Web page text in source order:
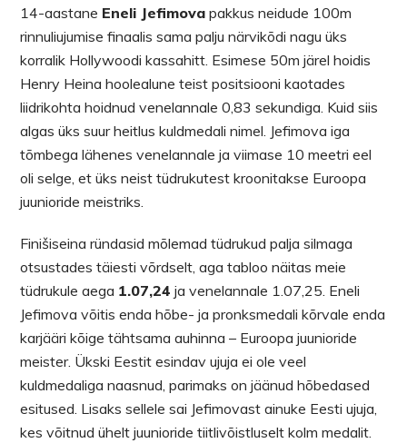
14-aastane Eneli Jefimova pakkus neidude 100m
rinnuliujumise finaalis sama palju närvikõdi nagu üks
korralik Hollywoodi kassahitt. Esimese 50m järel hoidis
Henry Heina hoolealune teist positsiooni kaotades
liidrikohta hoidnud venelannale 0,83 sekundiga. Kuid siis
algas üks suur heitlus kuldmedali nimel. Jefimova iga
tõmbega lähenes venelannale ja viimase 10 meetri eel
oli selge, et üks neist tüdrukutest kroonitakse Euroopa
juunioride meistriks.
Finišiseina ründasid mõlemad tüdrukud palja silmaga
otsustades täiesti võrdselt, aga tabloo näitas meie
tüdrukule aega 1.07,24 ja venelannale 1.07,25. Eneli
Jefimova võitis enda hõbe- ja pronksmedali kõrvale enda
karjääri kõige tähtsama auhinna – Euroopa juunioride
meister. Ükski Eestit esindav ujuja ei ole veel
kuldmedaliga naasnud, parimaks on jäänud hõbedased
esitused. Lisaks sellele sai Jefimovast ainuke Eesti ujuja,
kes võitnud ühelt juunioride tiitlivõistluselt kolm medalit.